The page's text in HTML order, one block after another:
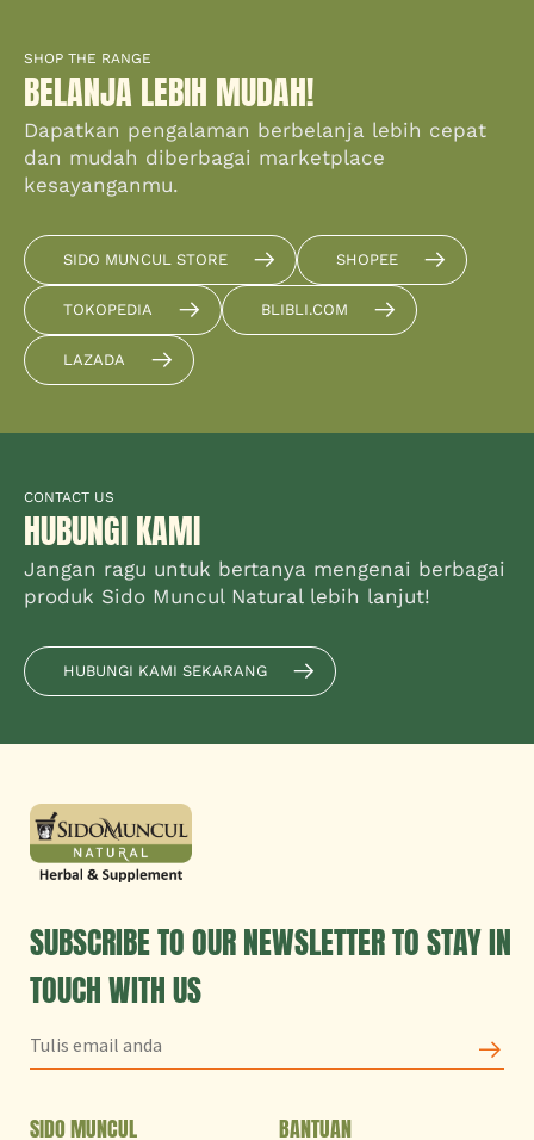
SHOP THE RANGE
BELANJA LEBIH MUDAH!
Dapatkan pengalaman berbelanja lebih cepat
dan mudah diberbagai marketplace
kesayanganmu.
SIDO MUNCUL STORE SHOPEE
TOKOPEDIA BLIBLI.COM
LAZADA
CONTACT US
HUBUNGI KAMI
Jangan ragu untuk bertanya mengenai berbagai
produk Sido Muncul Natural lebih lanjut!
HUBUNGI KAMI SEKARANG
SUBSCRIBE TO OUR NEWSLETTER TO STAY IN
TOUCH WITH US
SIDO MUNCUL BANTUAN